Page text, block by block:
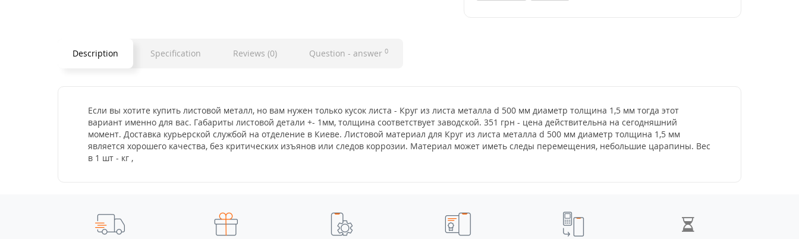
Description Specification Reviews (0) Question - answer 0
Если вы хотите купить листовой металл, но вам нужен только кусок листа - Круг из листа металла d 500 мм диаметр толщина 1,5 мм тогда этот
вариант именно для вас. Габариты листовой детали +- 1мм, толщина соответствует заводской. 351 грн - цена действительна на сегодняшний
момент. Доставка курьерской службой на отделение в Киеве. Листовой материал для Круг из листа металла d 500 мм диаметр толщина 1,5 мм
является хорошего качества, без критических изъянов или следов коррозии. Материал может иметь следы перемещения, небольшие царапины. Вес
в 1 шт - кг ,